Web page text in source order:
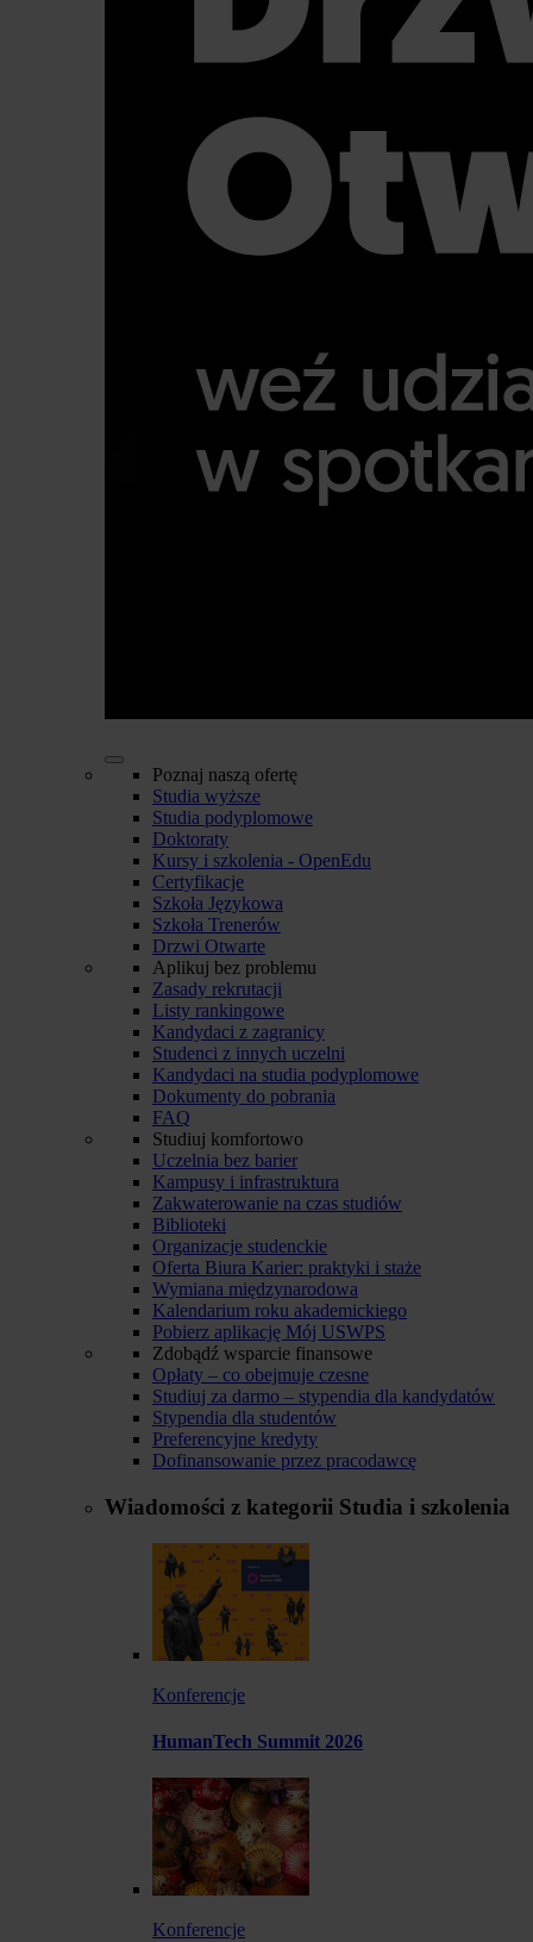
Poznaj naszą ofertę
Studia wyższe
Studia podyplomowe
Doktoraty
Kursy i szkolenia - OpenEdu
Certyfikacje
Szkoła Językowa
Szkoła Trenerów
Drzwi Otwarte
Aplikuj bez problemu
Zasady rekrutacji
Listy rankingowe
Kandydaci z zagranicy
Studenci z innych uczelni
Kandydaci na studia podyplomowe
Dokumenty do pobrania
FAQ
Studiuj komfortowo
Uczelnia bez barier
Kampusy i infrastruktura
Zakwaterowanie na czas studiów
Biblioteki
Organizacje studenckie
Oferta Biura Karier: praktyki i staże
Wymiana międzynarodowa
Kalendarium roku akademickiego
Pobierz aplikację Mój USWPS
Zdobądź wsparcie finansowe
Opłaty – co obejmuje czesne
Studiuj za darmo – stypendia dla kandydatów
Stypendia dla studentów
Preferencyjne kredyty
Dofinansowanie przez pracodawcę
Wiadomości z kategorii Studia i szkolenia
Konferencje
HumanTech Summit 2026
Konferencje